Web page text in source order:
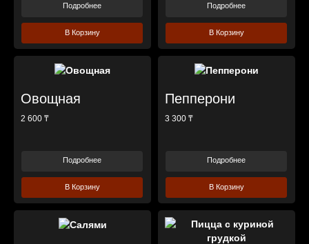
Подробнее
В Корзину
Подробнее
В Корзину
Овощная
2 600 ₸
Подробнее
В Корзину
Пепперони
3 300 ₸
Подробнее
В Корзину